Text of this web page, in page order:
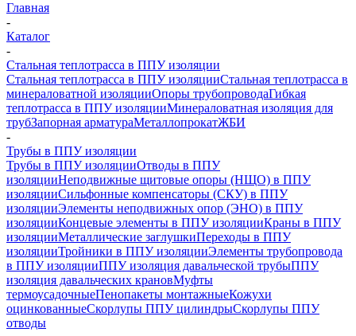
Главная
-
Каталог
-
Стальная теплотрасса в ППУ изоляции
Стальная теплотрасса в ППУ изоляцииСтальная теплотрасса в
минераловатной изоляцииОпоры трубопроводаГибкая
теплотрасса в ППУ изоляцииМинераловатная изоляция для
трубЗапорная арматураМеталлопрокатЖБИ
-
Трубы в ППУ изоляции
Трубы в ППУ изоляцииОтводы в ППУ
изоляцииНеподвижные щитовые опоры (НЩО) в ППУ
изоляцииCильфонные компенсаторы (СКУ) в ППУ
изоляцииЭлементы неподвижных опор (ЭНО) в ППУ
изоляцииКонцевые элементы в ППУ изоляцииКраны в ППУ
изоляцииМеталлические заглушкиПереходы в ППУ
изоляцииТройники в ППУ изоляцииЭлементы трубопровода
в ППУ изоляцииППУ изоляция давальческой трубыППУ
изоляция давальческих крановМуфты
термоусадочныеПенопакеты монтажныеКожухи
оцинкованныеСкорлупы ППУ цилиндрыСкорлупы ППУ
отводы